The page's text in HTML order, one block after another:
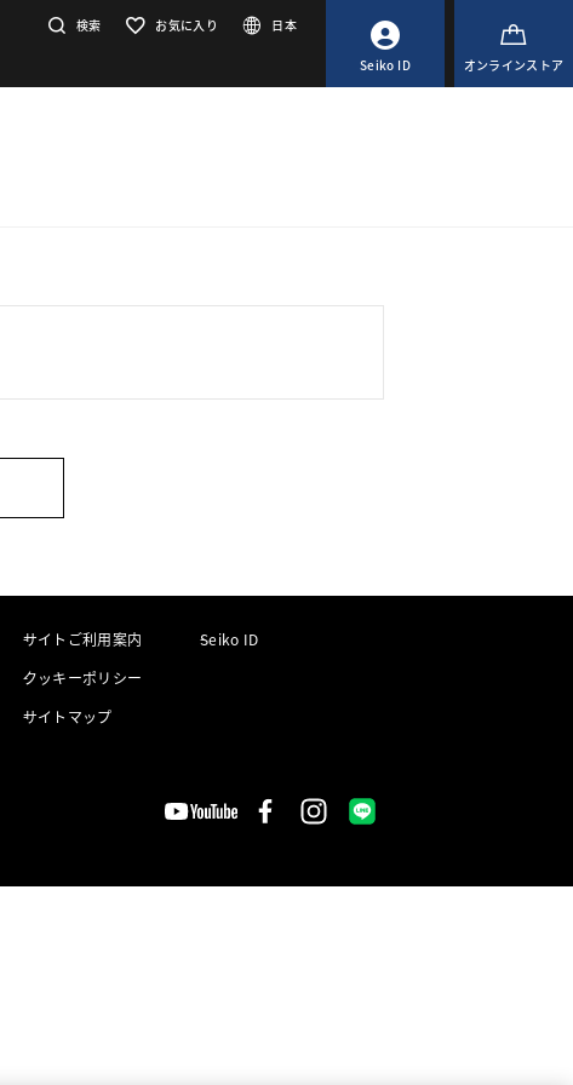
検索 お気に入り 日本
Seiko ID オンラインストア
サイトご利用案内
クッキーポリシー
サイトマップ
Seiko ID